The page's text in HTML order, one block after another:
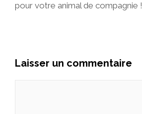
pour votre animal de compagnie !
Laisser un commentaire